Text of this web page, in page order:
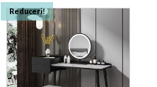
Reduceri!